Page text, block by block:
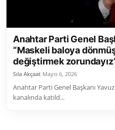
Kamu Kurumları ve Üst
Resmi Reklamlar
Anahtar Parti Genel
“Maskeli baloya
değiştirmek
Sıla Akçaat Mayıs 6, 2026
Anahtar Parti Genel Başkanı
kanalında katıld...